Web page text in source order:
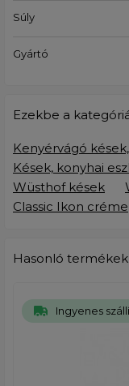
Súly
Gyártó
Ezekbe a
Kenyérvágó
Kések, konyhai
Wüsthof kések
Classic Ikon créme
Hasonló termékek
Ingyenes